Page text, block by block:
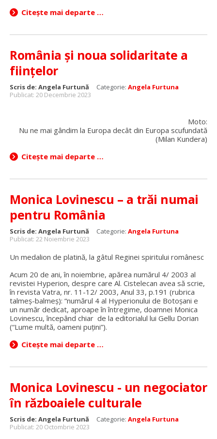
Citește mai departe …
România și noua solidaritate a
ființelor
Scris de: Angela Furtună Categorie: Angela Furtuna
Publicat: 20 Decembrie 2023
Moto:
Nu ne mai gândim la Europa decât din Europa scufundată
(Milan Kundera)
Citește mai departe …
Monica Lovinescu – a trăi numai
pentru România
Scris de: Angela Furtună Categorie: Angela Furtuna
Publicat: 22 Noiembrie 2023
Un medalion de platină, la gâtul Reginei spiritului românesc
Acum 20 de ani, în noiembrie, apărea numărul 4/ 2003 al
revistei Hyperion, despre care Al. Cistelecan avea să scrie,
în revista Vatra, nr. 11-12/ 2003, Anul 33, p.191 (rubrica
talmeș-balmeș): “numărul 4 al Hyperionului de Botoșani e
un număr dedicat, aproape în întregime, doamnei Monica
Lovinescu, începând chiar de la editorialul lui Gellu Dorian
(“Lume multă, oameni puțini”).
Citește mai departe …
Monica Lovinescu - un negociator
în războaiele culturale
Scris de: Angela Furtună Categorie: Angela Furtuna
Publicat: 20 Octombrie 2023